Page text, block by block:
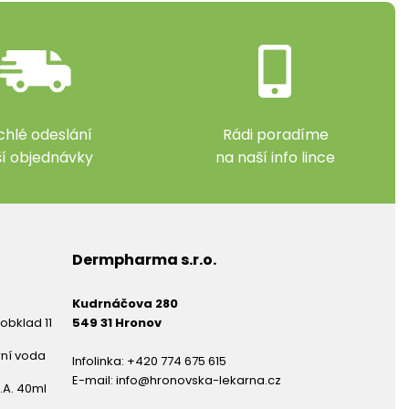
odeslání
objednávky
Rádi poradíme
na naší info lince
11
voda
40ml
Dermpharma s.r.o.
Kudrnáčova 280
549 31 Hronov
Infolinka: +420 774 675 615
E-mail: info@hronovska-lekarna.cz